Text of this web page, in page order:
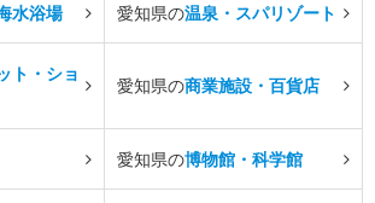
水浴場 愛知県の温泉・スパリゾート
ト・ショ
愛知県の商業施設・百貨店
愛知県の博物館・科学館